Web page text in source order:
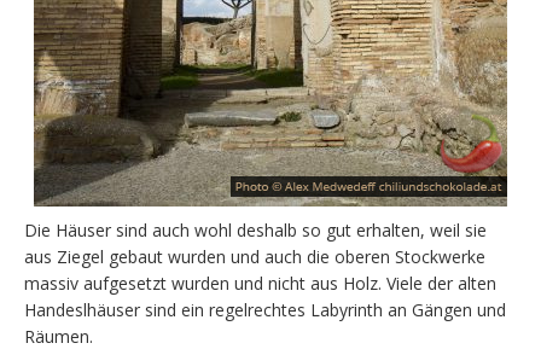
Die Häuser sind auch wohl deshalb so gut erhalten, weil sie
aus Ziegel gebaut wurden und auch die oberen Stockwerke
massiv aufgesetzt wurden und nicht aus Holz. Viele der alten
Handeslhäuser sind ein regelrechtes Labyrinth an Gängen und
Räumen.